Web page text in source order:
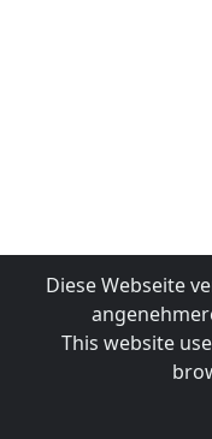
Diese Webseite
This website